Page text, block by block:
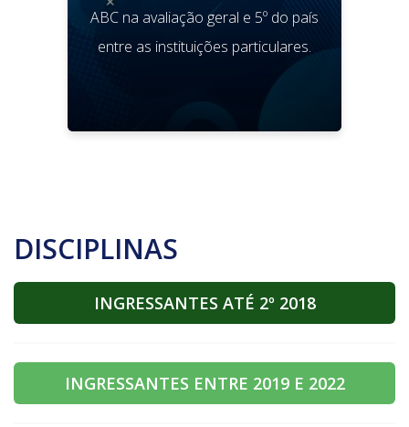
ABC na avaliação geral e 5º do país
entre as instituições particulares.
DISCIPLINAS
INGRESSANTES ATÉ 2º 2018
INGRESSANTES ENTRE 2019 E 2022